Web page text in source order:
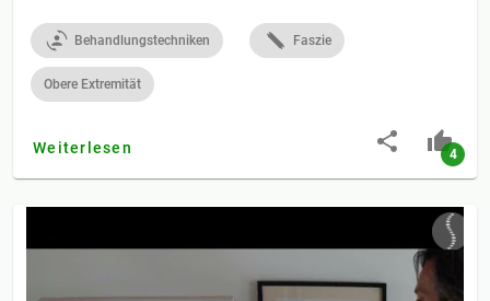
Behandlungstechniken Faszie
Obere Extremität
Weiterlesen 4